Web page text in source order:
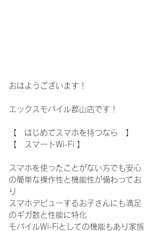
おはようございます！
エックスモバイル郡山店です！
【　はじめてスマホを持つなら　】
【　スマートWi-Fi 】
スマホを使ったことがない方でも安心
の簡単な操作性と機能性が備わってお
り
スマホデビューするお子さんにも満足
のギガ数と性能に特化
モバイルWi-Fiとしての機能もあり家族